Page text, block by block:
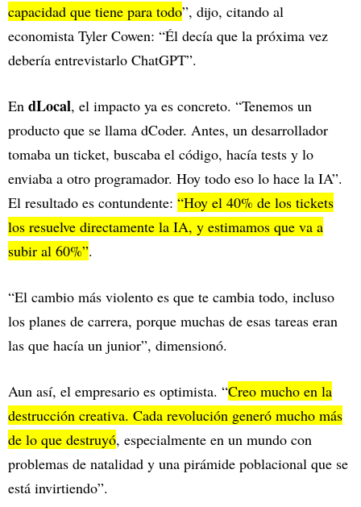
capacidad que tiene para todo”, dijo, citando al
economista Tyler Cowen: “Él decía que la próxima vez
debería entrevistarlo ChatGPT”.
En dLocal, el impacto ya es concreto. “Tenemos un
producto que se llama dCoder. Antes, un desarrollador
tomaba un ticket, buscaba el código, hacía tests y lo
enviaba a otro programador. Hoy todo eso lo hace la IA”.
El resultado es contundente: “Hoy el 40% de los tickets
los resuelve directamente la IA, y estimamos que va a
subir al 60%”.
“El cambio más violento es que te cambia todo, incluso
los planes de carrera, porque muchas de esas tareas eran
las que hacía un junior”, dimensionó.
Aun así, el empresario es optimista. “Creo mucho en la
destrucción creativa. Cada revolución generó mucho más
de lo que destruyó, especialmente en un mundo con
problemas de natalidad y una pirámide poblacional que se
está invirtiendo”.